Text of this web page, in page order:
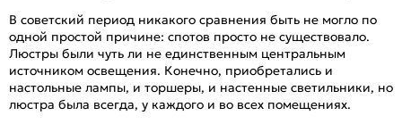
В советский период никакого сравнения быть не могло по
одной простой причине: спотов просто не существовало.
Люстры были чуть ли не единственным центральным
источником освещения. Конечно, приобретались и
настольные лампы, и торшеры, и настенные светильники, но
люстра была всегда, у каждого и во всех помещениях.